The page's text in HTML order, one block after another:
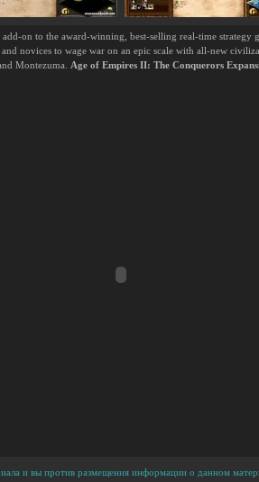
on to the award-winning, best-selling real-time
novices to wage war on an epic scale with all-new
Montezuma. Age of Empires II: The Conquerors
и вы против размещения информации о данном